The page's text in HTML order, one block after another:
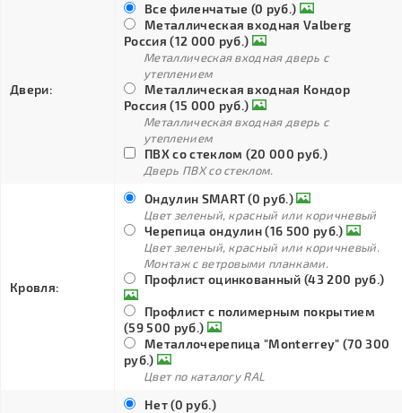
Двери:
Все филенчатые (0 руб.)
Металлическая входная Valberg
Россия (12 000 руб.)
Металлическая входная дверь с
утеплением
Металлическая входная Кондор
Россия (15 000 руб.)
Металлическая входная дверь с
утеплением
ПВХ со стеклом (20 000 руб.)
Дверь ПВХ со стеклом.
Кровля:
Ондулин SMART (0 руб.)
Цвет зеленый, красный или коричневый
Черепица ондулин (16 500 руб.)
Цвет зеленый, красный или коричневый.
Монтаж с ветровыми планками.
Профлист оцинкованный (43 200 руб.)
Профлист с полимерным покрытием
(59 500 руб.)
Металлочерепица "Monterrey" (70 300
руб.)
Цвет по каталогу RAL
Нет (0 руб.)